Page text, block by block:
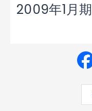
2009年1月
ebo